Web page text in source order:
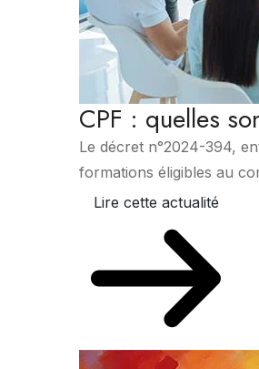
CPF : quelles
Le décret n°2024-394,
formations éligibles au
Lire cette actualité